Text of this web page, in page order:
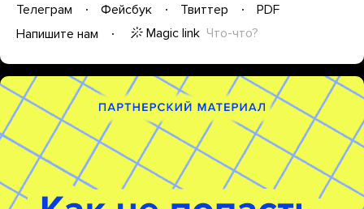
Телеграм Фейсбук Твиттер
PDF
Напишите нам
Magic link Что-что?